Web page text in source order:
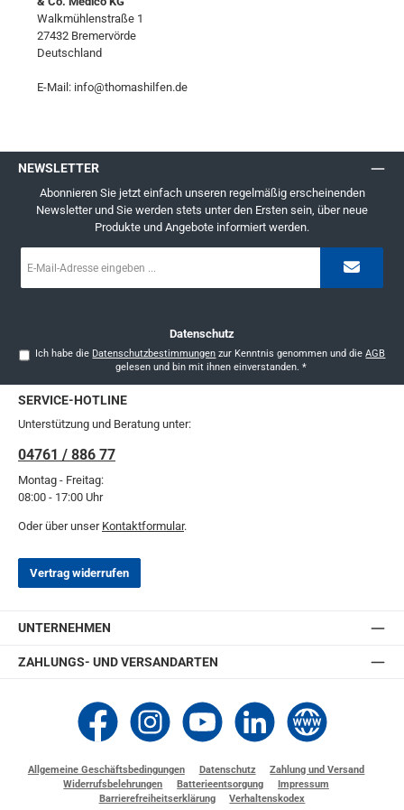
Walkmühlenstraße 1
27432 Bremervörde
Deutschland
E-Mail: info@thomashilfen.de
NEWSLETTER
Abonnieren Sie jetzt einfach unseren regelmäßig erscheinenden
Newsletter und Sie werden stets unter den Ersten sein, über neue
Produkte und Angebote informiert werden.
Mail-
Datenschutz
Ich habe die Datenschutzbestimmungen zur Kenntnis genommen und dieAGB
gelesen und bin mit ihnen einverstanden. *
SERVICE-HOTLINE
Unterstützung und Beratung unter:
04761 / 886 77
Montag - Freitag:
08:00 - 17:00 Uhr
Oder über unser Kontaktformular.
Vertrag widerrufen
UNTERNEHMEN
ZAHLUNGS- UND VERSANDARTEN
Thomashilfen bei Facebook
Thomashilfen bei Instagram
Thomashilfen bei YouTube
Thomashilfen bei LinkedIn
Zur Website von
Allgemeine Geschäftsbedingungen Datenschutz
Zahlung und Versand
Widerrufsbelehrungen
Batterieentsorgung
Impressum
Barrierefreiheitserklärung
Verhaltenskodex